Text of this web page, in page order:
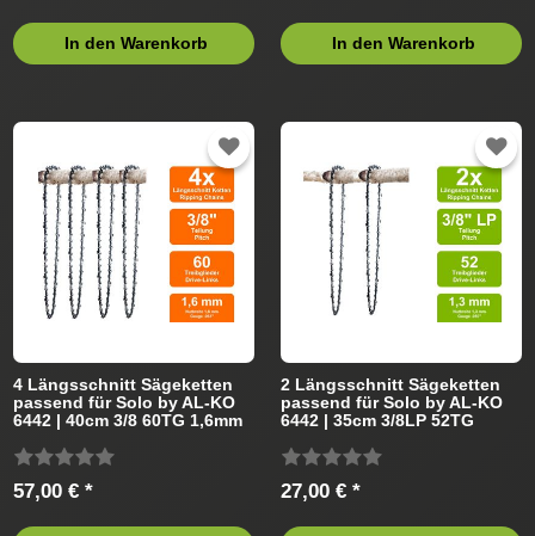
In den Warenkorb In den Warenkorb
4 Längsschnitt Sägeketten
passend für Solo by AL-KO
6442 | 40cm 3/8 60TG 1,6mm
57,00 € *
2 Längsschnitt Sägeketten
passend für Solo by AL-KO
6442 | 35cm 3/8LP 52TG
27,00 € *